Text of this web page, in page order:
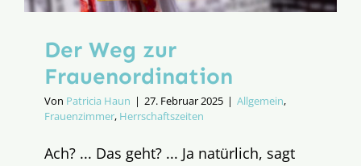
Der Weg zur
Frauenordination
Von Patricia Haun | 27. Februar 2025 | Allgemein,
Frauenzimmer, Herrschaftszeiten
Ach? ... Das geht? ... Ja natürlich, sagt